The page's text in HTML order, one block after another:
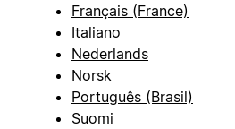
Français (France)
Italiano
Nederlands
Norsk
Português (Brasil)
Suomi